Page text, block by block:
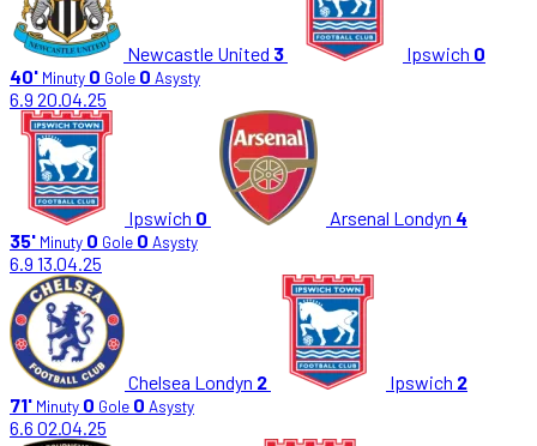
Newcastle United 3 Ipswich 0
40' Minuty 0 Gole 0 Asysty
6.9 20.04.25
Ipswich 0 Arsenal Londyn 4
35' Minuty 0 Gole 0 Asysty
6.9 13.04.25
Chelsea Londyn 2 Ipswich 2
71' Minuty 0 Gole 0 Asysty
6.6 02.04.25